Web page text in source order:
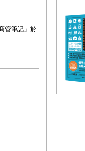
管筆記」於